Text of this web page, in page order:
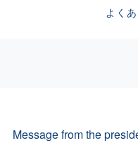
よく
Message from the